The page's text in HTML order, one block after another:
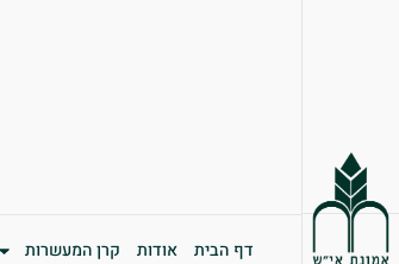
דף הבית אודות קרן המעשרות